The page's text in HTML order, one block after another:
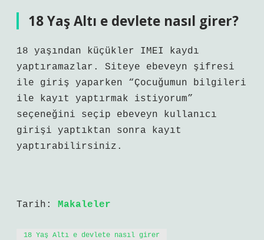
18 Yaş Altı e devlete nasıl girer?
18 yaşından küçükler IMEI kaydı
yaptıramazlar. Siteye ebeveyn şifresi
ile giriş yaparken “Çocuğumun bilgileri
ile kayıt yaptırmak istiyorum”
seçeneğini seçip ebeveyn kullanıcı
girişi yaptıktan sonra kayıt
yaptırabilirsiniz.
Tarih: Makaleler
18 Yaş Altı e devlete nasıl girer